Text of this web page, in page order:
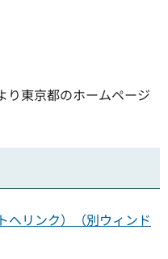
り東京都のホームページ
へリンク）（別ウィンド